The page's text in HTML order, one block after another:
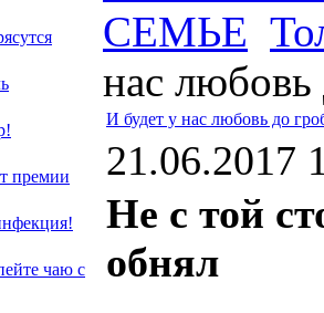
премии
чаю с
СЕМЬЕ
нас любовь
И будет у нас любовь до
21.06.2017
Не с той
обнял